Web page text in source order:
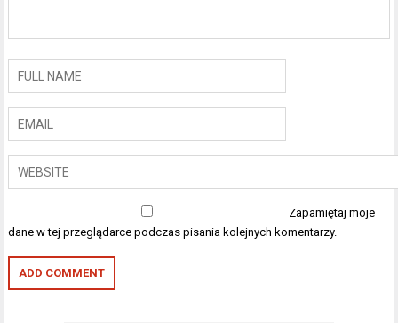
Zapamiętaj moje
dane w tej przeglądarce podczas pisania kolejnych komentarzy.